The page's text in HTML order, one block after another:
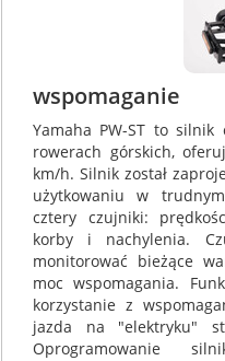
wspomaganie
Yamaha PW-ST to
rowerach górskich,
km/h. Silnik został
użytkowaniu w
cztery czujniki:
korby i nachylenia.
monitorować bieżące
moc wspomagania.
korzystanie z
jazda na "elektryku"
Oprogramowanie